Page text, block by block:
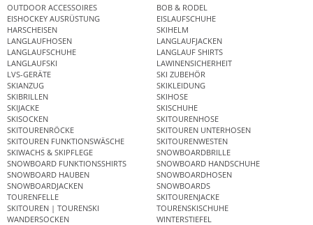
OUTDOOR ACCESSOIRES
BOB & RODEL
EISHOCKEY AUSRÜSTUNG
EISLAUFSCHUHE
HARSCHEISEN
SKIHELM
LANGLAUFHOSEN
LANGLAUFJACKEN
LANGLAUFSCHUHE
LANGLAUF SHIRTS
LANGLAUFSKI
LAWINENSICHERHEIT
LVS-GERÄTE
SKI ZUBEHÖR
SKIANZUG
SKIKLEIDUNG
SKIBRILLEN
SKIHOSE
SKIJACKE
SKISCHUHE
SKISOCKEN
SKITOURENHOSE
SKITOURENRÖCKE
SKITOUREN UNTERHOSEN
SKITOUREN FUNKTIONSWÄSCHE
SKITOURENWESTEN
SKIWACHS & SKIPFLEGE
SNOWBOARDBRILLE
SNOWBOARD FUNKTIONSSHIRTS
SNOWBOARD HANDSCHUHE
SNOWBOARD HAUBEN
SNOWBOARDHOSEN
SNOWBOARDJACKEN
SNOWBOARDS
TOURENFELLE
SKITOURENJACKE
SKITOUREN | TOURENSKI
TOURENSKISCHUHE
WANDERSOCKEN
WINTERSTIEFEL